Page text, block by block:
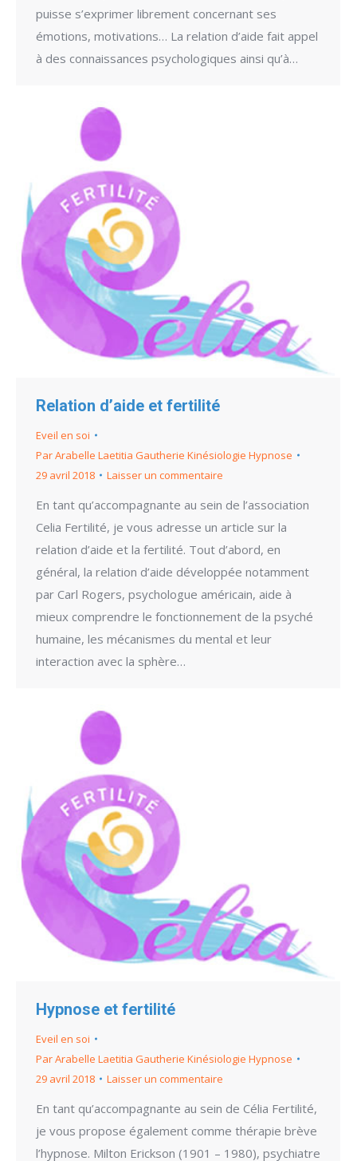
puisse s’exprimer librement concernant ses
émotions, motivations… La relation d’aide fait appel
à des connaissances psychologiques ainsi qu’à…
Relation d’aide et fertilité
Eveil en soi
ParArabelle Laetitia Gautherie Kinésiologie Hypnose
29 avril 2018
Laisser un commentaire
En tant qu’accompagnante au sein de l’association
Celia Fertilité, je vous adresse un article sur la
relation d’aide et la fertilité. Tout d’abord, en
général, la relation d’aide développée notamment
par Carl Rogers, psychologue américain, aide à
mieux comprendre le fonctionnement de la psyché
humaine, les mécanismes du mental et leur
interaction avec la sphère…
Hypnose et fertilité
Eveil en soi
ParArabelle Laetitia Gautherie Kinésiologie Hypnose
29 avril 2018
Laisser un commentaire
En tant qu’accompagnante au sein de Célia Fertilité,
je vous propose également comme thérapie brève
l’hypnose. Milton Erickson (1901 – 1980), psychiatre